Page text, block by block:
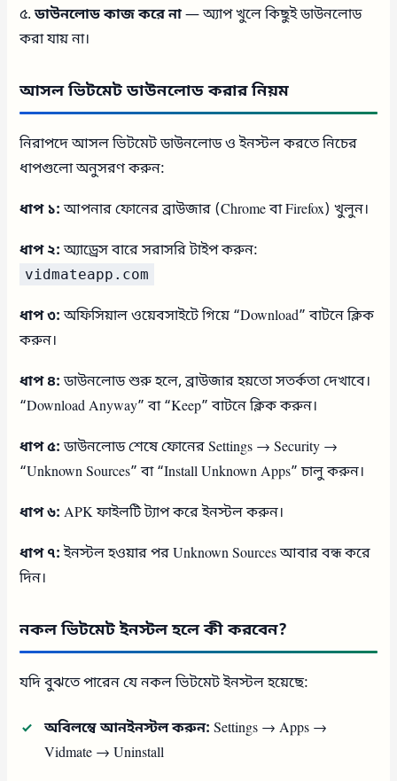
৫.ডাউনলোড কাজ করে না— অ্যাপ খুলে কিছুই ডাউনলোড
করা যায় না।
আসল ভিটমেট ডাউনলোড করার নিয়ম
নিরাপদে আসল ভিটমেট ডাউনলোড ও ইনস্টল করতে নিচের
ধাপগুলো অনুসরণ করুন:
ধাপ ১:আপনার ফোনের ব্রাউজার (Chrome বা Firefox) খুলুন।
ধাপ ২:অ্যাড্রেস বারে সরাসরি টাইপ করুন:
vidmateapp.com
ধাপ ৩:অফিসিয়াল ওয়েবসাইটে গিয়ে “Download” বাটনে ক্লিক
করুন।
ধাপ ৪:ডাউনলোড শুরু হলে, ব্রাউজার হয়তো সতর্কতা দেখাবে।
“Download Anyway” বা “Keep” বাটনে ক্লিক করুন।
ধাপ ৫:ডাউনলোড শেষে ফোনের Settings → Security →
“Unknown Sources” বা “Install Unknown Apps” চালু করুন।
ধাপ ৬: APK ফাইলটি ট্যাপ করে ইনস্টল করুন।
ধাপ ৭:ইনস্টল হওয়ার পর Unknown Sources আবার বন্ধ করে
দিন।
নকল ভিটমেট ইনস্টল হলে কী করবেন?
যদি বুঝতে পারেন যে নকল ভিটমেট ইনস্টল হয়েছে:
অবিলম্বে আনইনস্টল করুন: Settings → Apps →
Vidmate → Uninstall